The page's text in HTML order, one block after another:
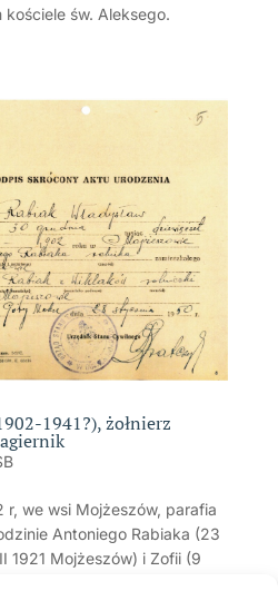
św. Aleksego.
1941?), żołnierz
r, we wsi Mojżeszów, parafia
Antoniego Rabiaka (23
1921 Mojżeszów) i Zofii (9